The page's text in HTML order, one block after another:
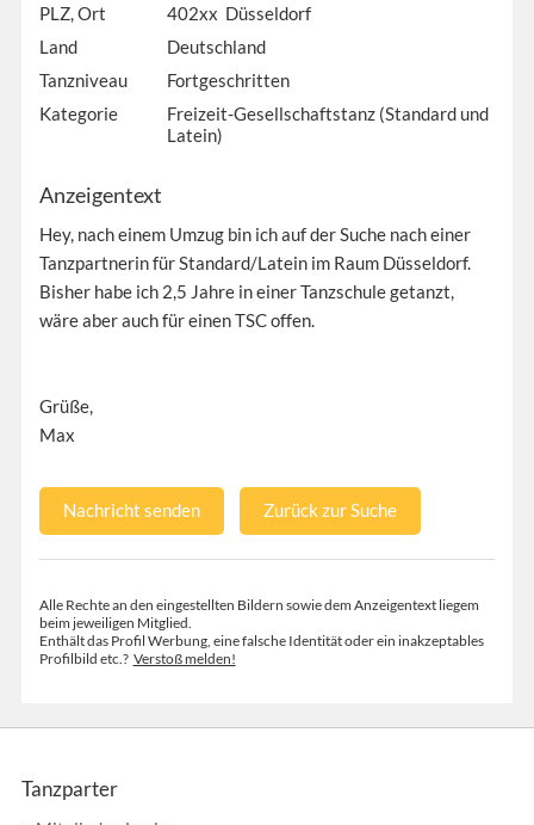
PLZ, Ort
402xx Düsseldorf
Land
Deutschland
Tanzniveau
Fortgeschritten
Kategorie
Freizeit-Gesellschaftstanz (Standard und
Latein)
Anzeigentext
Hey, nach einem Umzug bin ich auf der Suche nach einer
Tanzpartnerin für Standard/Latein im Raum Düsseldorf.
Bisher habe ich 2,5 Jahre in einer Tanzschule getanzt,
wäre aber auch für einen TSC offen.
Grüße,
Max
Nachricht senden Zurück zur Suche
Alle Rechte an den eingestellten Bildern sowie dem Anzeigentext liegem
beim jeweiligen Mitglied.
Enthält das Profil Werbung, eine falsche Identität oder ein inakzeptables
Profilbild etc.? Verstoß melden!
Tanzparter